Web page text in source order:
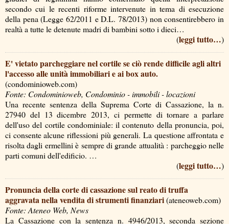
secondo cui le recenti riforme intervenute in tema di esecuzione
della pena (Legge 62/2011 e D.L. 78/2013) non consentirebbero in
realtà a tutte le detenute madri di bambini sotto i dieci…
(leggi tutto…)
E' vietato parcheggiare nel cortile se ciò rende difficile agli altri
l'accesso alle unità immobiliari e ai box auto.
(condominioweb.com)
Fonte: Condominioweb, Condominio - immobili - locazioni
Una recente sentenza della Suprema Corte di Cassazione, la n.
27940 del 13 dicembre 2013, ci permette di tornare a parlare
dell'uso del cortile condominiale: il contenuto della pronuncia, poi,
ci consente alcune riflessioni più generali. La questione affrontata e
risolta dagli ermellini è sempre di grande attualità : parcheggio nelle
parti comuni dell'edificio. …
(leggi tutto…)
Pronuncia della corte di cassazione sul reato di truffa
aggravata nella vendita di strumenti finanziari(ateneoweb.com)
Fonte: Ateneo Web, News
La Cassazione con la sentenza n. 4946/2013, seconda sezione